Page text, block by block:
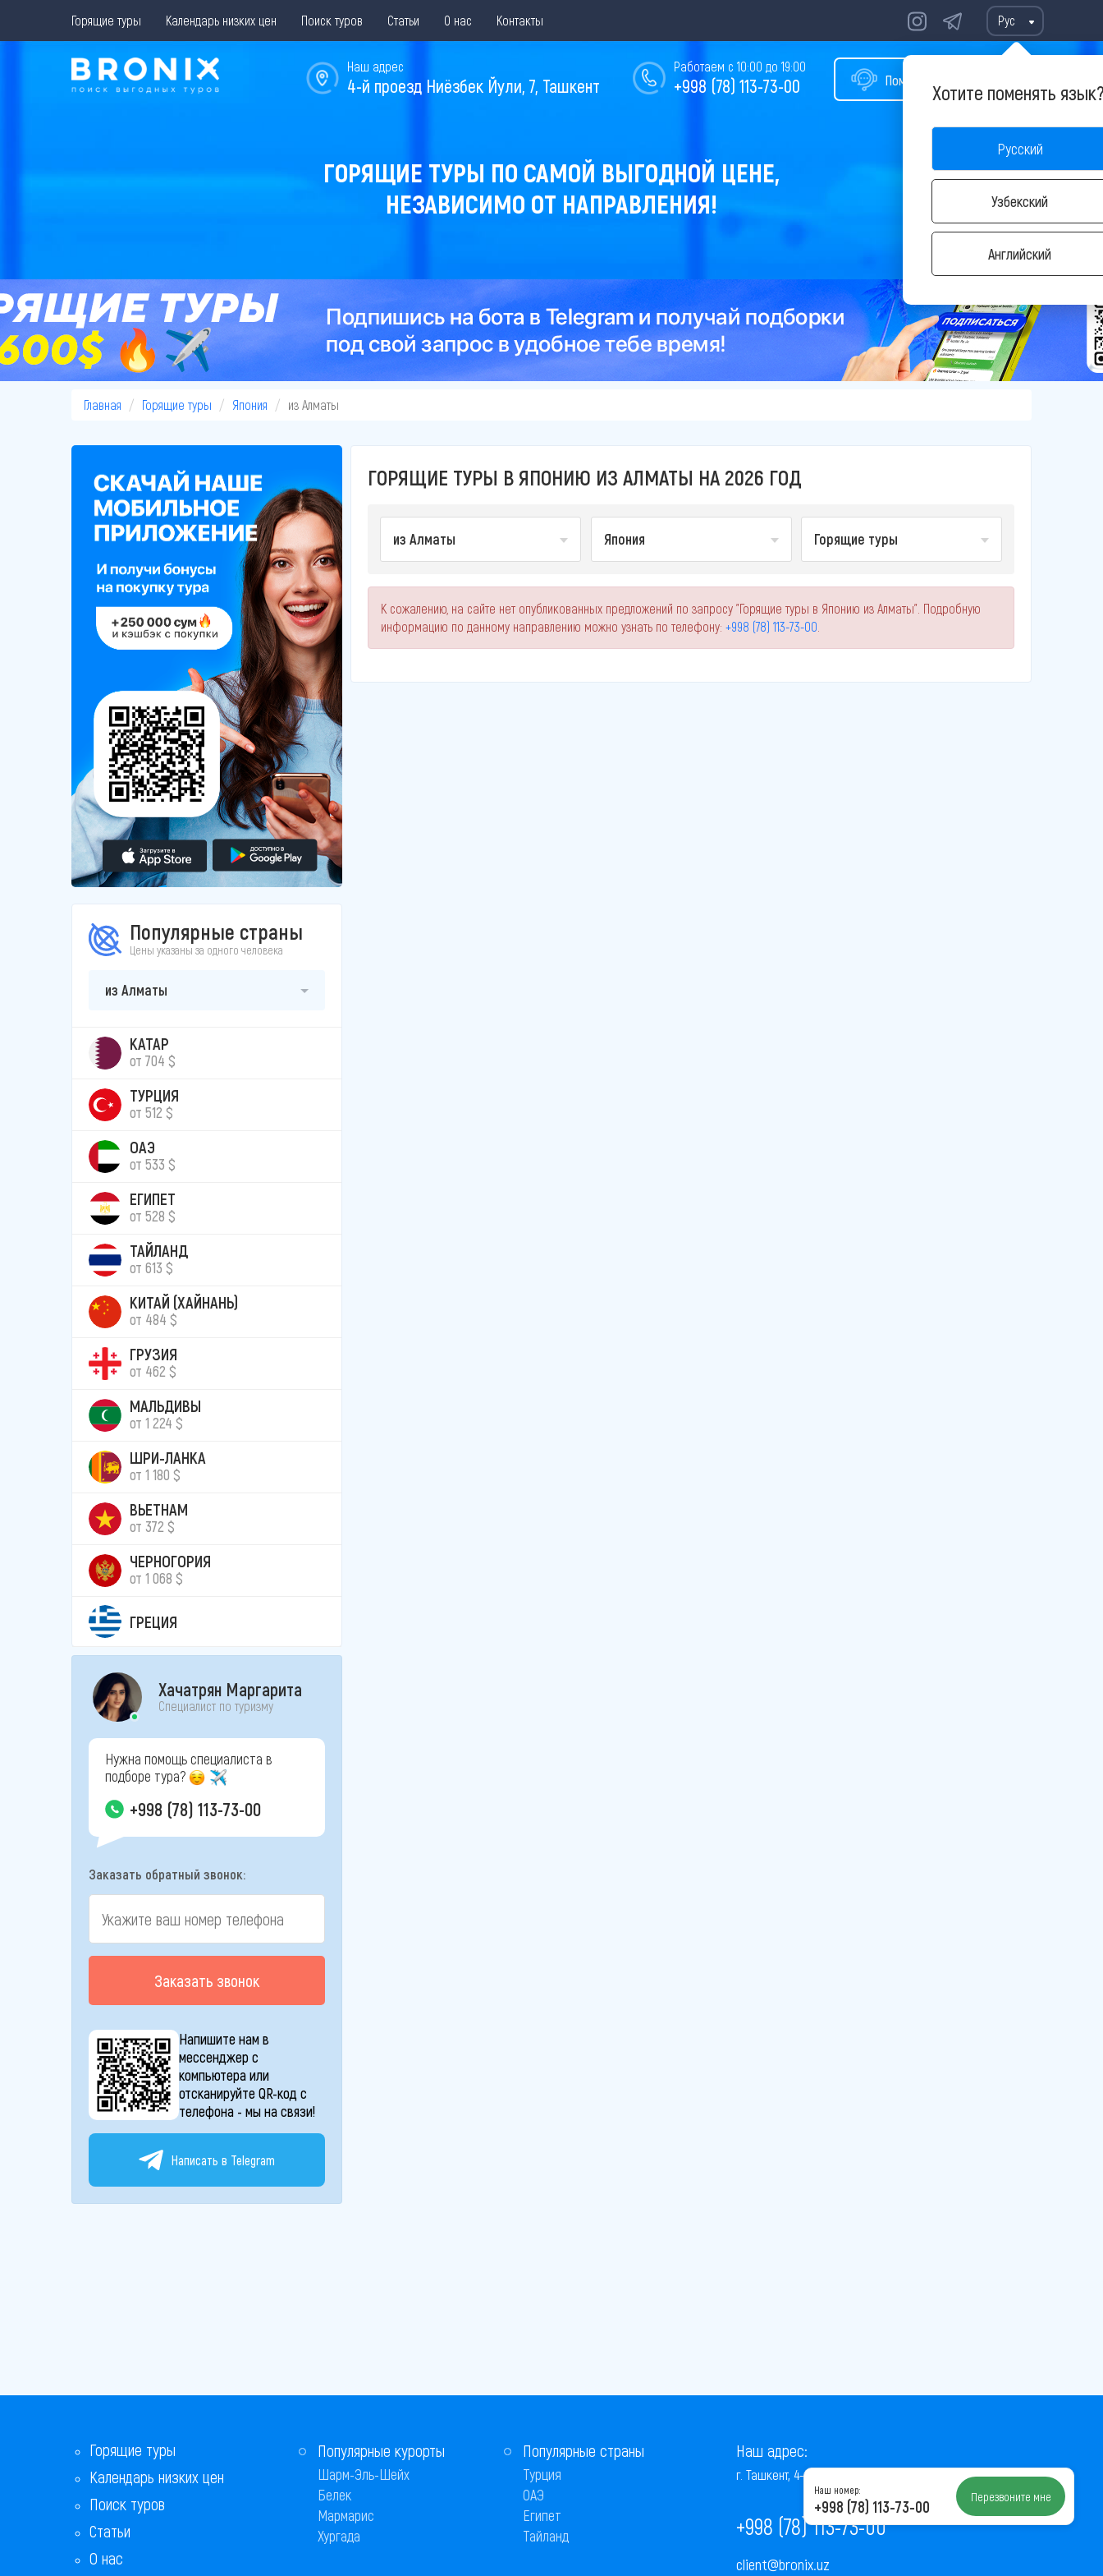
Горящие туры Календарь низких цен Поиск туров Статьи О нас Контакты Рус
Хотите поменять
Русский
Узбекский
Английский
Помощь в подборе тура
Работаем с 10:00 до 19:00
+998 (78) 113-73-00
Наш адрес
4-й проезд Ниёзбек Йули, 7, Ташкент
ГОРЯЩИЕ ТУРЫ ПО САМОЙ ВЫГОДНОЙ ЦЕНЕ,
НЕЗАВИСИМО ОТ НАПРАВЛЕНИЯ!
Главная Горящие туры Япония из Алматы
Популярные страны
Цены указаны за одного человека
из Алматы
КАТАР
от 704 $
ТУРЦИЯ
от 512 $
ОАЭ
от 533 $
ЕГИПЕТ
от 528 $
ТАЙЛАНД
от 613 $
КИТАЙ (ХАЙНАНЬ)
от 484 $
ГРУЗИЯ
от 462 $
МАЛЬДИВЫ
от 1 224 $
ШРИ-ЛАНКА
от 1 180 $
ВЬЕТНАМ
от 372 $
ЧЕРНОГОРИЯ
от 1 068 $
ГРЕЦИЯ
Хачатрян Маргарита
Специалист по туризму
Нужна помощь специалиста в
подборе тура?
+998 (78) 113-73-00
Заказать обратный звонок:
Заказать звонок
Напишите нам в
мессенджер с
компьютера или
отсканируйте QR-код с
телефона - мы на связи!
Написать в Telegram
ГОРЯЩИЕ ТУРЫ В ЯПОНИЮ ИЗ АЛМАТЫ НА 2026 ГОД
из Алматы Япония Горящие туры
К сожалению, на сайте нет опубликованных предложений по запросу "Горящие туры в Японию из Алматы". Подробную
информацию по данному направлению можно узнать по телефону: +998 (78) 113-73-00
Горящие туры
Календарь низких цен
Поиск туров
Статьи
О нас
Популярные курорты
Шарм-Эль-Шейх
Белек
Мармарис
Хургада
Популярные страны
Турция
ОАЭ
Египет
Тайланд
Наш адрес:
г. Ташкент, 4-й проезд Ниёзбек Йули, 7
+998 (78) 113-73-00
client@bronix.uz
Наш номер:
+998 (78) 113-73-00 Перезвоните мне